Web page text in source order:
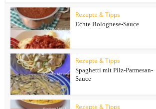
Rezepte & Tipps
Echte Bolognese-Sauce
Rezepte & Tipps
Spaghetti mit Pilz-Parmesan-
Sauce
Rezepte & Tipps